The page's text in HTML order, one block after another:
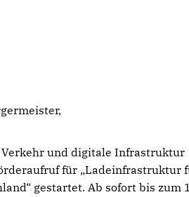
und digitale Infrastruktur
für „Ladeinfrastruktur
gestartet. Ab sofort bis zum